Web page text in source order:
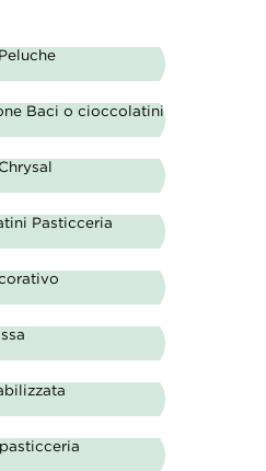
Baci o cioccolatini
Pasticceria